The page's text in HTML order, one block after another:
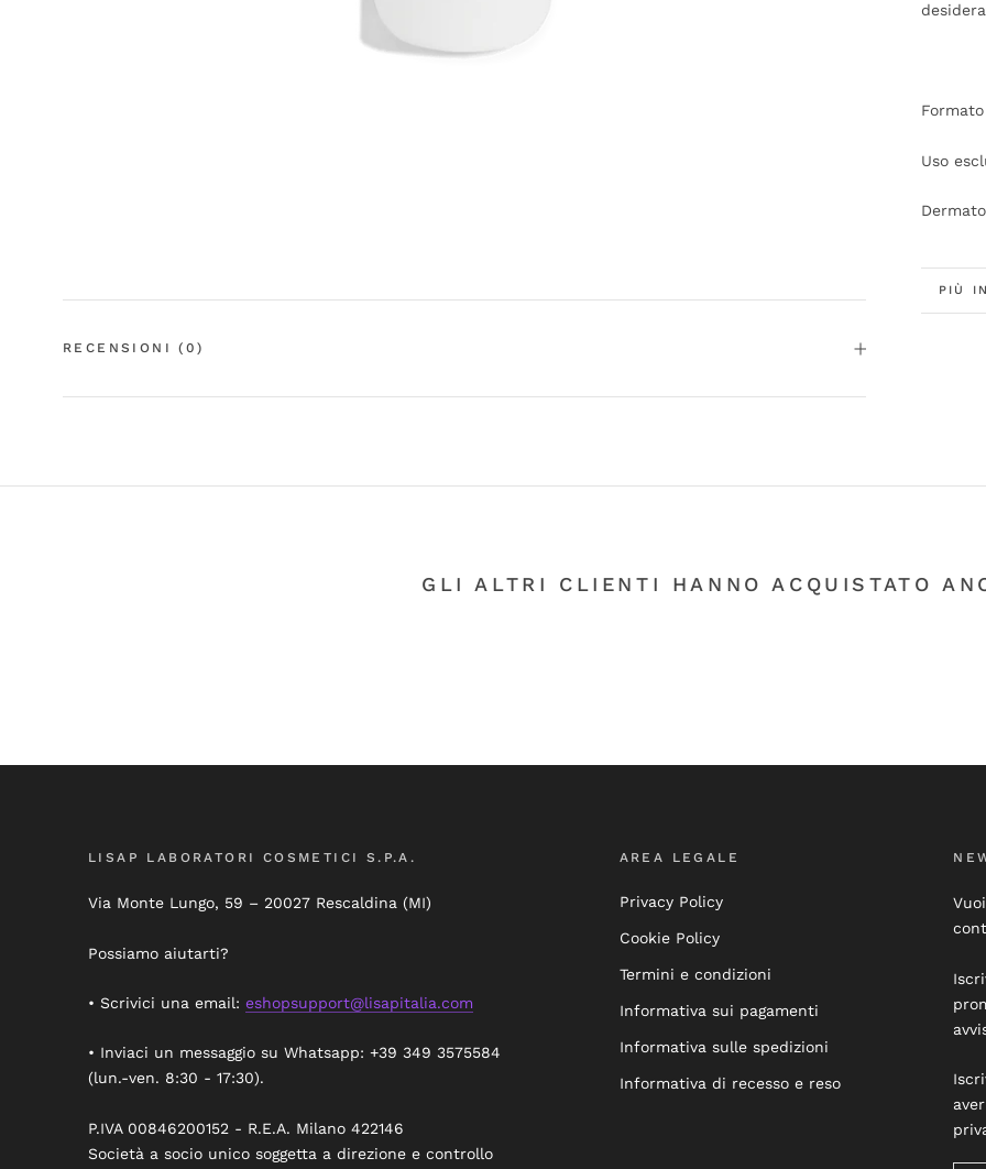
Uso
PIÙ
RECENSIONI(0)
GLI ALTRI CLIENTI HANNO ACQUISTATO
LISAP LABORATORI COSMETICI S.P.A.
Via Monte Lungo, 59 – 20027 Rescaldina (MI)
Possiamo aiutarti?
• Scrivici una email: eshopsupport@lisapitalia.com
• Inviaci un messaggio su Whatsapp: +39 349 3575584
(lun.-ven. 8:30 - 17:30).
P.IVA 00846200152 - R.E.A. Milano 422146
Società a socio unico soggetta a direzione e controllo
AREA LEGALE
Privacy Policy
Cookie Policy
Termini e condizioni
Informativa sui pagamenti
Informativa sulle spedizioni
Informativa di recesso e reso